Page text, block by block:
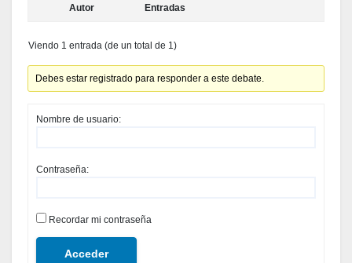
Autor Entradas
Viendo 1 entrada (de un total de 1)
Debes estar registrado para responder a este debate.
Nombre de usuario:
Contraseña:
Recordar mi contraseña
Acceder